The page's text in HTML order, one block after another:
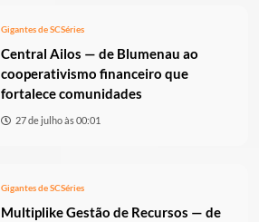
Gigantes de SCSéries
Central Ailos — de Blumenau ao
cooperativismo financeiro que
fortalece comunidades
27 de julho às 00:01
Gigantes de SCSéries
Multiplike Gestão de Recursos — de